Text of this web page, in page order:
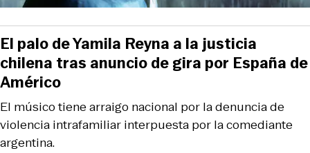
El músico tiene arraigo nacional por la denuncia de
violencia intrafamiliar interpuesta por la comediante
argentina.
El palo de Yamila Reyna a la justicia
chilena tras anuncio de gira por España de
Américo